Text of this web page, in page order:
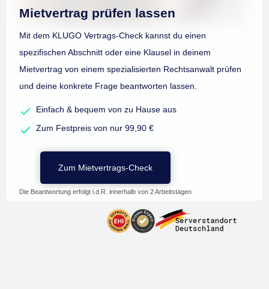
Mietvertrag prüfen lassen
Mit dem KLUGO Vertrags-Check kannst du einen
spezifischen Abschnitt oder eine Klausel in deinem
Mietvertrag von einem spezialisierten Rechtsanwalt prüfen
und deine konkrete Frage beantworten lassen.
Einfach & bequem von zu Hause aus
Zum Festpreis von nur 99,90 €
Zum Mietvertrags-Check
Die Beantwortung erfolgt i.d.R. innerhalb von 2 Arbeitstagen